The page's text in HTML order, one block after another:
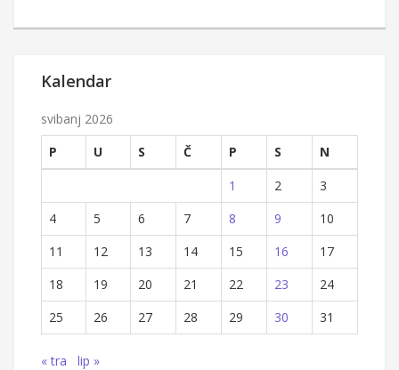
Kalendar
svibanj 2026
P
U S Č P S
N
1
2
3
4
5 6 7 8 9
10
11
12 13 14 15 16
17
18
19 20 21 22 23
24
25
26 27 28 29 30 31
« tra lip »